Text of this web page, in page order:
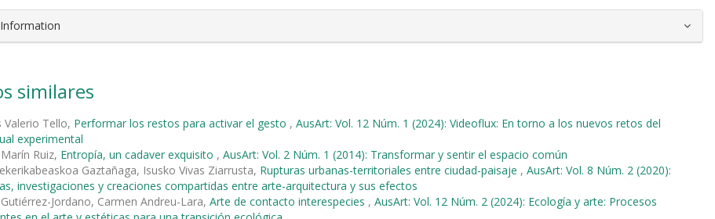
similares
Valerio Tello, Performar los restos para activar el gesto , AusArt: Vol. 12 Núm. 1 (2024): Videoflux: En torno a los nuevos retos del
experimental
Ruiz, Entropía, un cadaver exquisito , AusArt: Vol. 2 Núm. 1 (2014): Transformar y sentir el espacio común
Gaztañaga, Isusko Vivas Ziarrusta, Rupturas urbanas-territoriales entre ciudad-paisaje , AusArt: Vol. 8 Núm. 2 (2020):
investigaciones y creaciones compartidas entre arte-arquitectura y sus efectos
Jordano, Carmen Andreu-Lara, Arte de contacto interespecies , AusArt: Vol. 12 Núm. 2 (2024): Ecología y arte: Procesos